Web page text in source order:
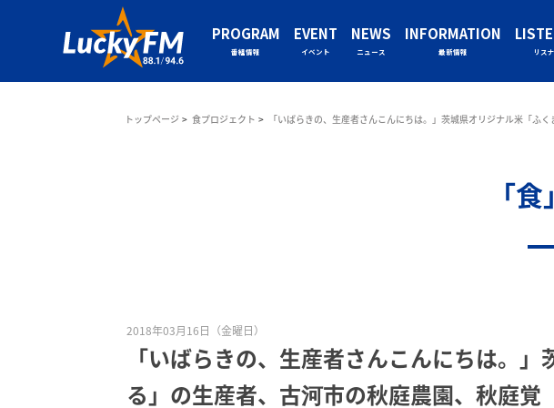
PROGRAM
番組情報
EVENT
イベント
NEWS
ニュース
INFORMATION
最新情報 リス
トップページ 食プロジェクト 「いばらきの、生産者さんこんにちは。」茨城県オリジナル米「ふ
「
2018年03月16日（金曜日）
「いばらきの、生産者さんこんにちは。
る」の生産者、古河市の秋庭農園、秋庭覚